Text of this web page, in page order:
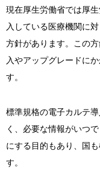
現在厚生労働省では厚
入している医療機関に
方針があります。この
入やアップグレードに
す。
標準規格の電子カルテ
く、必要な情報がいつ
にする目的もあり、国
す。